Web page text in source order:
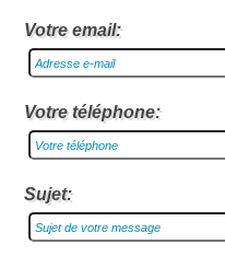
Votre email:
Votre téléphone:
Sujet: